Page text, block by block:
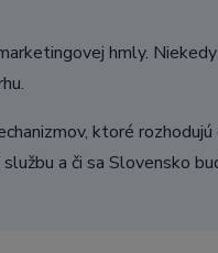
hmly.
ktoré
a či sa Slovensko